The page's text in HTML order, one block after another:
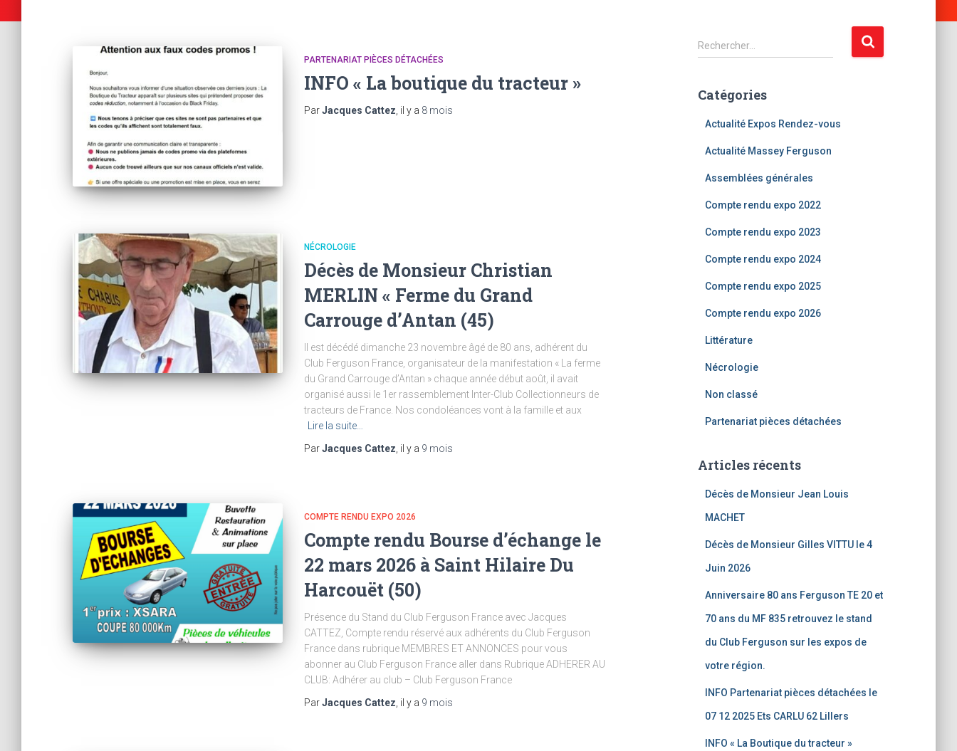
PARTENARIAT PIÈCES DÉTACHÉES
INFO « La boutique du tracteur »
ParJacques Cattez , il y a 8 mois
NÉCROLOGIE
Décès de Monsieur Christian
MERLIN « Ferme du Grand
Carrouge d’Antan (45)
Il est décédé dimanche 23 novembre âgé de 80 ans, adhérent du
Club Ferguson France, organisateur de la manifestation « La ferme
du Grand Carrouge d’Antan » chaque année début août, il avait
organisé aussi le 1er rassemblement Inter-Club Collectionneurs de
tracteurs de France. Nos condoléances vont à la famille et aux
Lire la suite…
ParJacques Cattez , il y a 9 mois
COMPTE RENDU EXPO 2026
Compte rendu Bourse d’échange le
22 mars 2026 à Saint Hilaire Du
Harcouët (50)
Présence du Stand du Club Ferguson France avec Jacques
CATTEZ, Compte rendu réservé aux adhérents du Club Ferguson
France dans rubrique MEMBRES ET ANNONCES pour vous
abonner au Club Ferguson France aller dans Rubrique ADHERER AU
CLUB: Adhérer au club – Club Ferguson France
ParJacques Cattez , il y a 9 mois
R
e
e
Rechercher…
Catégories
Actualité Expos Rendez-vous
Actualité Massey Ferguson
Assemblées générales
Compte rendu expo 2022
Compte rendu expo 2023
Compte rendu expo 2024
Compte rendu expo 2025
Compte rendu expo 2026
Littérature
Nécrologie
Non classé
Partenariat pièces détachées
Articles récents
Décès de Monsieur Jean Louis
MACHET
Décès de Monsieur Gilles VITTU le 4
Juin 2026
Anniversaire 80 ans Ferguson TE 20 et
70 ans du MF 835 retrouvez le stand
du Club Ferguson sur les expos de
votre région.
INFO Partenariat pièces détachées le
07 12 2025 Ets CARLU 62 Lillers
INFO « La Boutique du tracteur »